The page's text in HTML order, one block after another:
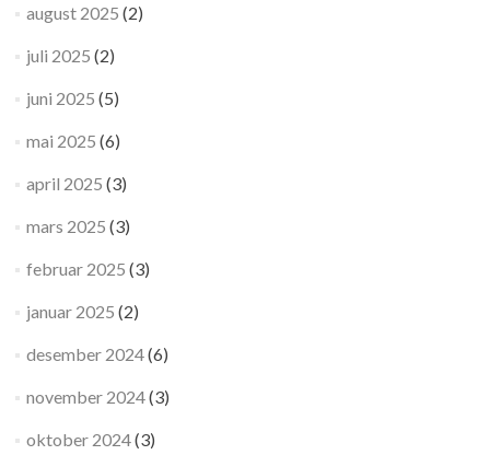
august 2025 (2)
juli 2025 (2)
juni 2025 (5)
mai 2025 (6)
april 2025 (3)
mars 2025 (3)
februar 2025 (3)
januar 2025 (2)
desember 2024(6)
november 2024(3)
oktober 2024(3)